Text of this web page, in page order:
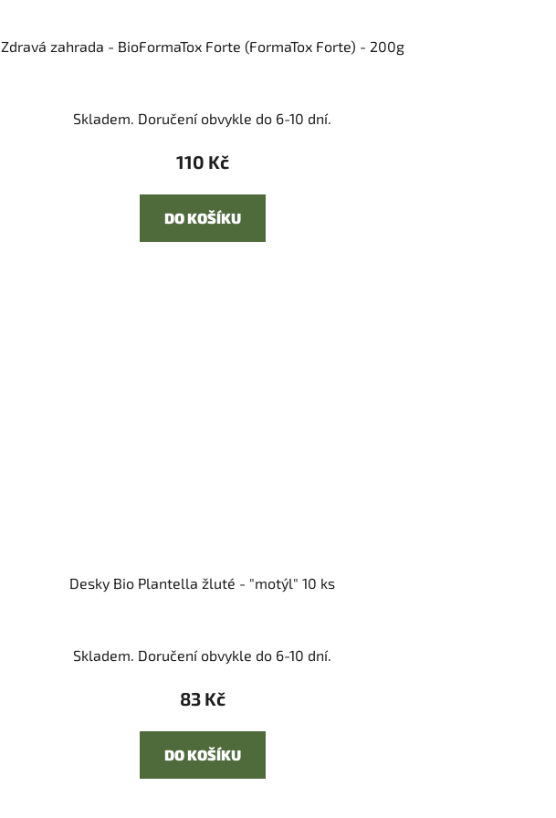
Zdravá zahrada - BioFormaTox Forte (FormaTox Forte) - 200g
Skladem. Doručení obvykle do 6-10 dní.
110 Kč
DO KOŠÍKU
Desky Bio Plantella žluté - "motýl" 10 ks
Skladem. Doručení obvykle do 6-10 dní.
83 Kč
DO KOŠÍKU